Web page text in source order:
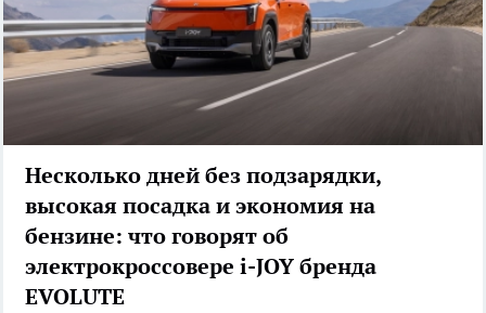
Несколько дней без подзарядки,
высокая посадка и экономия на
бензине: что говорят об
электрокроссовере i-JOY бренда
EVOLUTE